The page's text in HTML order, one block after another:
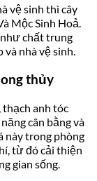
vệ sinh thì cây
Mộc Sinh Hoả.
như chất trung
nhà vệ sinh.
thủy
thạch anh tóc
cân bằng và
này trong phòng
từ đó cải thiện
gian sống.